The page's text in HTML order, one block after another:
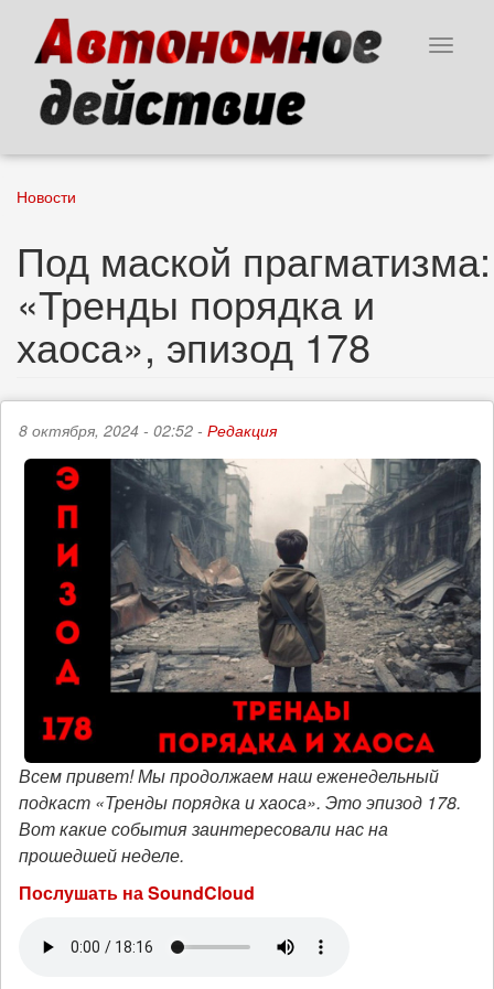
основному
содержанию
Toggle
Новости
Под маской прагматизма:
«Тренды порядка и
хаоса», эпизод 178
8 октября, 2024 - 02:52 - Редакция
Всем привет! Мы продолжаем наш еженедельный
подкаст «Тренды порядка и хаоса». Это эпизод 178.
Вот какие события заинтересовали нас на
прошедшей неделе.
Послушать на SoundCloud